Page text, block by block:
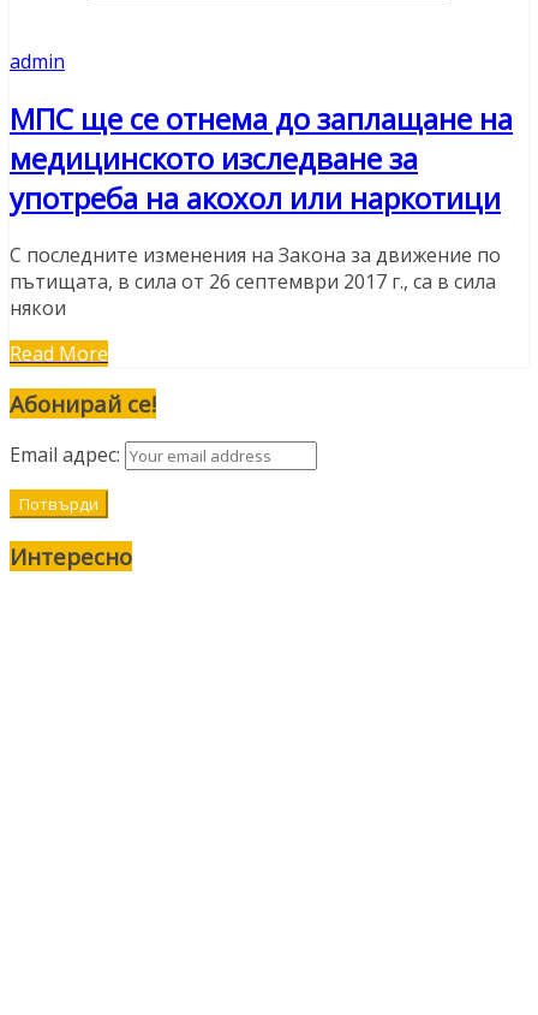
admin
МПС ще се отнема до заплащане на
медицинското изследване за
употреба на акохол или наркотици
С последните изменения на Закона за движение по
пътищата, в сила от 26 септември 2017 г., са в сила
някои
Read More
Абонирай се!
Email адрес:
Интересно